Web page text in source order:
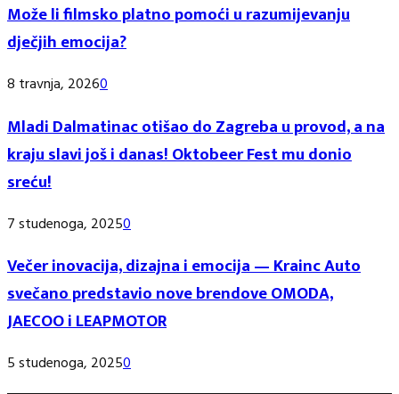
Može li filmsko platno pomoći u razumijevanju
dječjih emocija?
8 travnja, 20260
Mladi Dalmatinac otišao do Zagreba u provod, a na
kraju slavi još i danas! Oktobeer Fest mu donio
sreću!
7 studenoga, 20250
Večer inovacija, dizajna i emocija — Krainc Auto
svečano predstavio nove brendove OMODA,
JAECOO i LEAPMOTOR
5 studenoga, 20250